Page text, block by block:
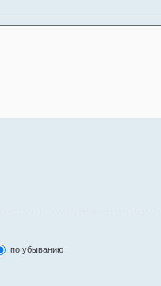
по убыванию